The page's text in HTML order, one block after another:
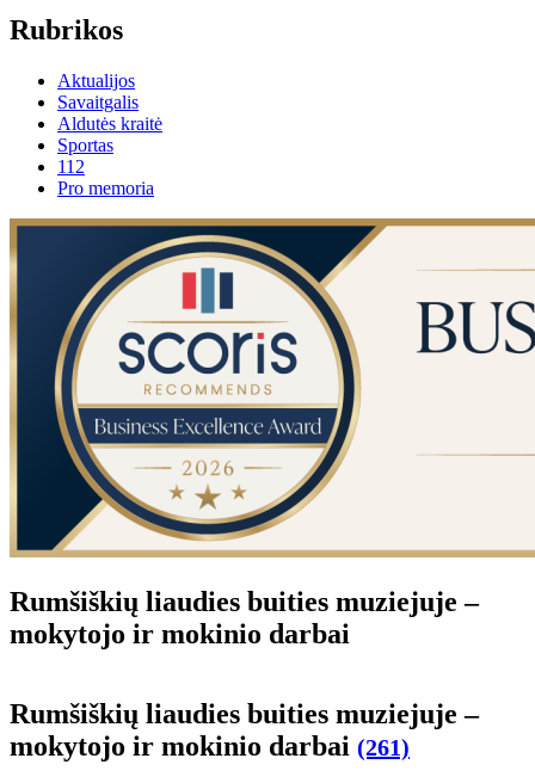
Rubrikos
Aktualijos
Savaitgalis
Aldutės kraitė
Sportas
112
Pro memoria
Rum­šiš­kių liau­dies bui­ties mu­zie­ju­je –
mo­ky­to­jo ir mo­ki­nio dar­bai
Rum­šiš­kių liau­dies bui­ties mu­zie­ju­je –
mo­ky­to­jo ir mo­ki­nio dar­bai (261)